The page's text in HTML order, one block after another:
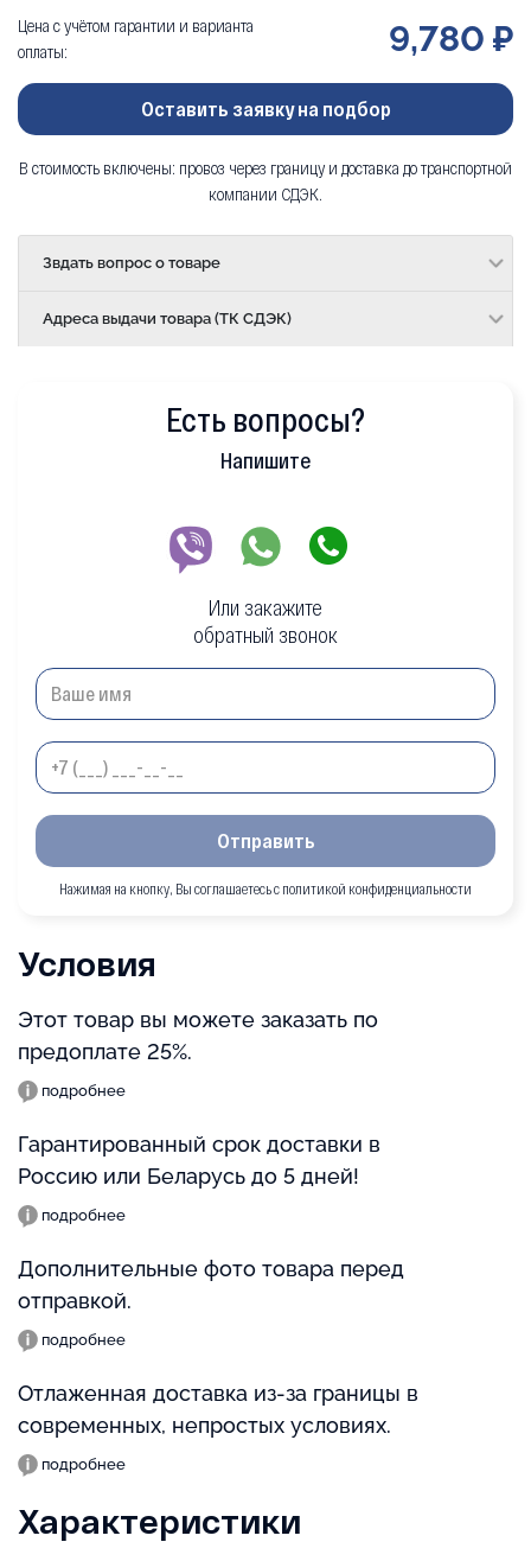
Цена с учётом гарантии и варианта
оплаты:
9,780 ₽
Оставить заявку на подбор
В стоимость включены: провоз через границу и доставка до транспортной
компании СДЭК.
Звдать вопрос о товаре
Адреса выдачи товара (ТК СДЭК)
Есть вопросы?
Напишите
Или закажите
обратный звонок
Отправить
Нажимая на кнопку, Вы соглашаетесь с политикой конфиденциальности
Условия
Этот товар вы можете заказать по
предоплате 25%.
подробнее
Гарантированный срок доставки в
Россию или Беларусь до 5 дней!
подробнее
Дополнительные фото товара перед
отправкой.
подробнее
Отлаженная доставка из-за границы в
современных, непростых условиях.
подробнее
Характеристики